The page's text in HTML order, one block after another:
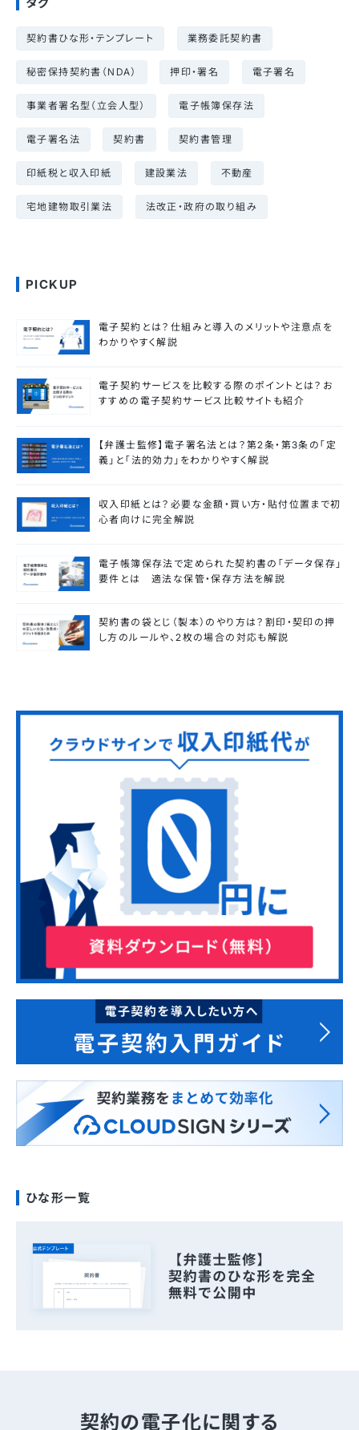
契約書ひな形・テンプレート 業務委託契約書
秘密保持契約書（NDA） 押印・署名 電子署名
事業者署名型（立会人型） 電子帳簿保存法
電子署名法 契約書 契約書管理
印紙税と収入印紙 建設業法 不動産
宅地建物取引業法 法改正・政府の取り組み
PICKUP
電子契約とは？仕組みと導入のメリットや注意点を
わかりやすく解説
電子契約サービスを比較する際のポイントとは？お
すすめの電子契約サービス比較サイトも紹介
【弁護士監修】電子署名法とは？第2条・第3条の「定
義」と「法的効力」をわかりやすく解説
収入印紙とは？必要な金額・買い方・貼付位置まで初
心者向けに完全解説
電子帳簿保存法で定められた契約書の「データ保存」
要件とは 適法な保管・保存方法を解説
契約書の袋とじ（製本）のやり方は？割印・契印の押
し方のルールや、2枚の場合の対応も解説
ひな形一覧
契約の電子化に関する